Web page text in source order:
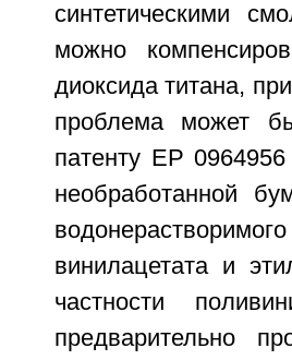
синтетическими
можно
диоксида титана,
проблема может
патенту EP
необработанной
винилацетата и
частности
предварительно